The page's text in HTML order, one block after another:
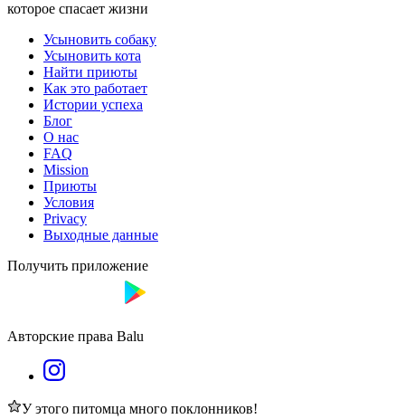
которое спасает жизни
Усыновить собаку
Усыновить кота
Найти приюты
Как это работает
Истории успеха
Блог
О нас
FAQ
Mission
Приюты
Условия
Privacy
Выходные данные
Получить приложение
Авторские права Balu
У этого питомца много поклонников!